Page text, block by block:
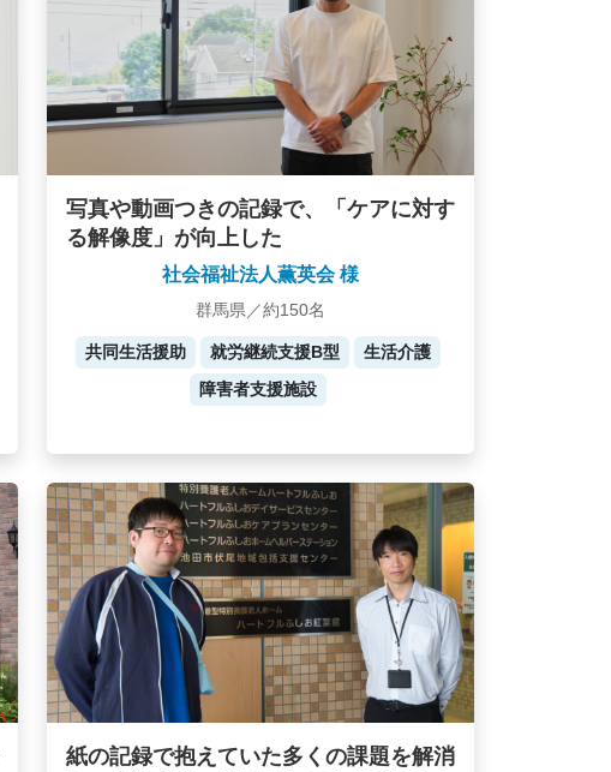
写真や動画つきの記録で、「ケアに対す
る解像度」が向上した
社会福祉法人薫英会 様
群馬県／約150名
共同生活援助 就労継続支援B型
生活介護
障害者支援施設
紙の記録で抱えていた多くの課題を解消